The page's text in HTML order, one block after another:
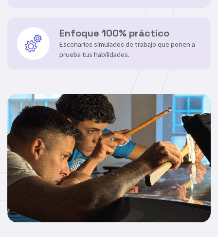
Enfoque 100% práctico
Escenarios simulados de trabajo que ponen a
prueba tus habilidades.